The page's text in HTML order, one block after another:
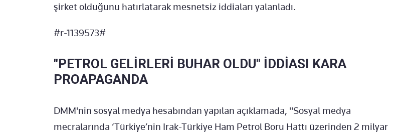
şirket olduğunu hatırlatarak mesnetsiz iddiaları yalanladı.
#r-1139573#
"PETROL GELİRLERİ BUHAR OLDU" İDDİASI KARA
PROAPAGANDA
DMM'nin sosyal medya hesabından yapılan açıklamada, "Sosyal medya
mecralarında ‘Türkiye’nin Irak-Türkiye Ham Petrol Boru Hattı üzerinden 2 milyar